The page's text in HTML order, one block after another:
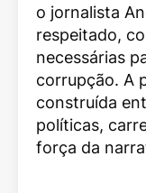
o jornalista
respeitado,
necessárias
corrupção. A
construída
políticas,
força da